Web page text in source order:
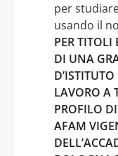
per
usando il
PER TITOLI
DI UNA
LAVORO A
PROFILO
AFAM